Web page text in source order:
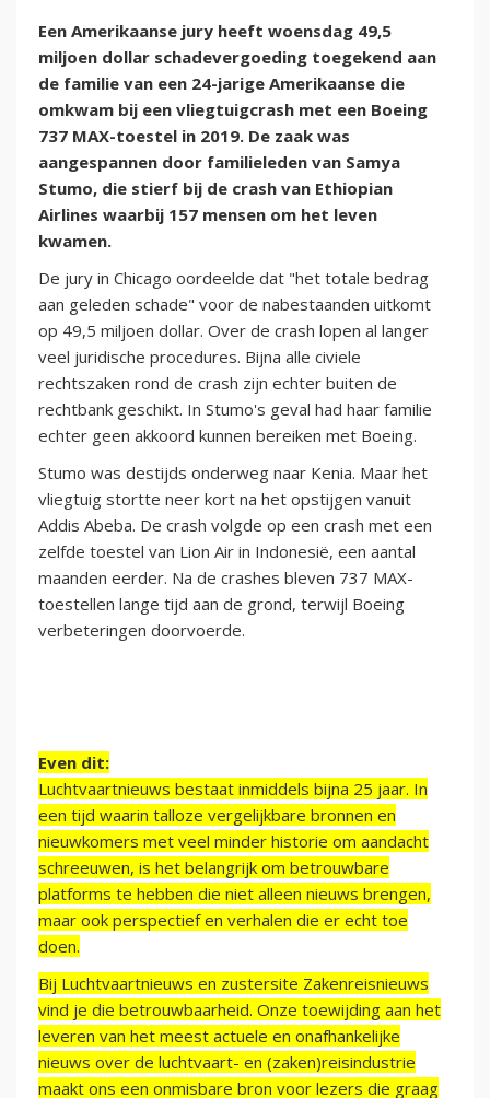
Een Amerikaanse jury heeft woensdag 49,5
miljoen dollar schadevergoeding toegekend aan
de familie van een 24-jarige Amerikaanse die
omkwam bij een vliegtuigcrash met een Boeing
737 MAX-toestel in 2019. De zaak was
aangespannen door familieleden van Samya
Stumo, die stierf bij de crash van Ethiopian
Airlines waarbij 157 mensen om het leven
kwamen.
De jury in Chicago oordeelde dat "het totale bedrag
aan geleden schade" voor de nabestaanden uitkomt
op 49,5 miljoen dollar. Over de crash lopen al langer
veel juridische procedures. Bijna alle civiele
rechtszaken rond de crash zijn echter buiten de
rechtbank geschikt. In Stumo's geval had haar familie
echter geen akkoord kunnen bereiken met Boeing.
Stumo was destijds onderweg naar Kenia. Maar het
vliegtuig stortte neer kort na het opstijgen vanuit
Addis Abeba. De crash volgde op een crash met een
zelfde toestel van Lion Air in Indonesië, een aantal
maanden eerder. Na de crashes bleven 737 MAX-
toestellen lange tijd aan de grond, terwijl Boeing
verbeteringen doorvoerde.
Even dit:
Luchtvaartnieuws bestaat inmiddels bijna 25 jaar. In
een tijd waarin talloze vergelijkbare bronnen en
nieuwkomers met veel minder historie om aandacht
schreeuwen, is het belangrijk om betrouwbare
platforms te hebben die niet alleen nieuws brengen,
maar ook perspectief en verhalen die er echt toe
doen.
Bij Luchtvaartnieuws en zustersite Zakenreisnieuws
vind je die betrouwbaarheid. Onze toewijding aan het
leveren van het meest actuele en onafhankelijke
nieuws over de luchtvaart- en (zaken)reisindustrie
maakt ons een onmisbare bron voor lezers die graag